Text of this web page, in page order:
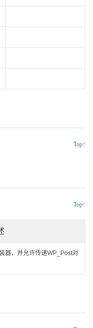
Top↑
Top↑
器，并允许传递WP_Post对